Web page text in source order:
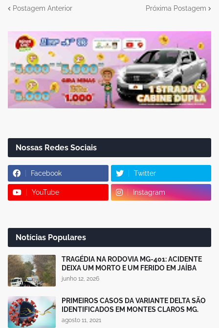
Postagem Anterior Próxima Postagem
Nossas Redes Sociais
Facebook Twitter
YouTube Instagram
Notícias Populares
TRAGÉDIA NA RODOVIA MG-401: ACIDENTE
DEIXA UM MORTO E UM FERIDO EM JAÍBA
junho 12, 2026
PRIMEIROS CASOS DA VARIANTE DELTA SÃO
IDENTIFICADOS EM MONTES CLAROS MG.
agosto 11, 2021